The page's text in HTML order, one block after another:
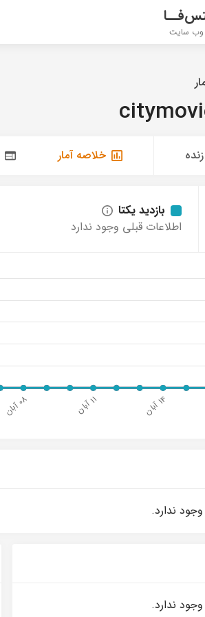
وب سایت
خلاصه آمار
بازدید یکتا
اطلاعات قبلی وجود ندارد
ندارد.
ندارد.